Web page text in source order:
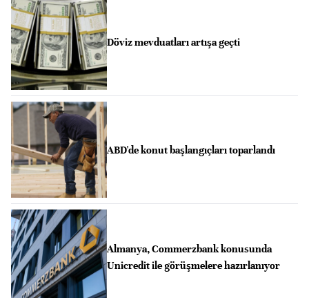
Döviz mevduatları artışa geçti
ABD'de konut başlangıçları toparlandı
Almanya, Commerzbank konusunda
Unicredit ile görüşmelere hazırlanıyor